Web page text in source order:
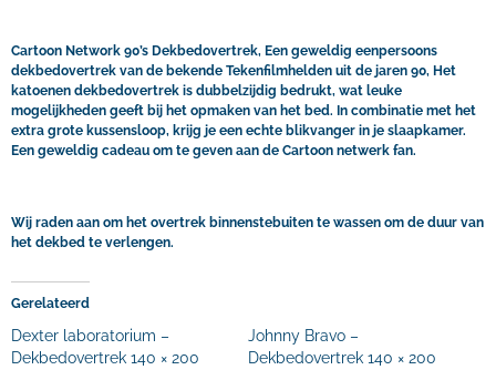
Cartoon Network 90’s Dekbedovertrek, Een geweldig eenpersoons
dekbedovertrek van de bekende Tekenfilmhelden uit de jaren 90, Het
katoenen dekbedovertrek is dubbelzijdig bedrukt, wat leuke
mogelijkheden geeft bij het opmaken van het bed. In combinatie met het
extra grote kussensloop, krijg je een echte blikvanger in je slaapkamer.
Een geweldig cadeau om te geven aan de Cartoon netwerk fan.
Wij raden aan om het overtrek binnenstebuiten te wassen om de duur van
het dekbed te verlengen.
Gerelateerd
Dexter laboratorium –
Dekbedovertrek 140 × 200
Johnny Bravo –
Dekbedovertrek 140 × 200